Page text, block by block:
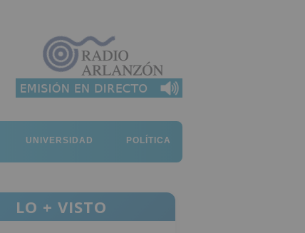
UNIVERSIDAD POLÍTICA
LO + VISTO